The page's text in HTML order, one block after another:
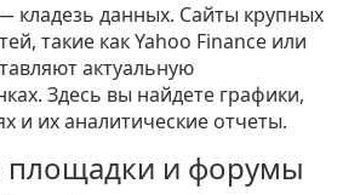
кладезь данных. Сайты крупных
такие как Yahoo Finance или
актуальную
Здесь вы найдете графики,
и их аналитические отчеты.
и форумы